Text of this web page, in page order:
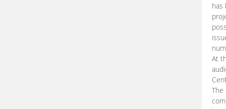
has
At
The